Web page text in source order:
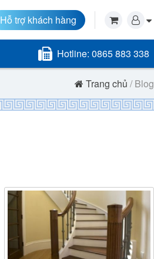
Hỗ trợ khách hàng
Hotline: 0865 883 338
Trang chủ / Blog